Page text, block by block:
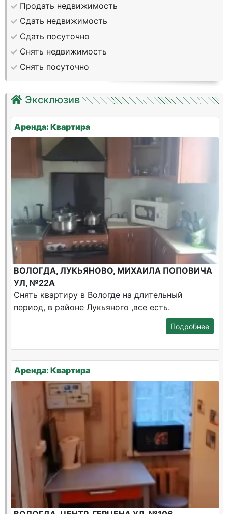
Продать недвижимость
Сдать недвижимость
Сдать посуточно
Снять недвижимость
Снять посуточно
Эксклюзив
Аренда: Квартира
ВОЛОГДА, ЛУКЬЯНОВО, МИХАИЛА ПОПОВИЧА
УЛ, №22А
Снять квартиру в Вологде на длительный
период, в районе Лукьяного ,все есть.
Подробнее
Аренда: Квартира